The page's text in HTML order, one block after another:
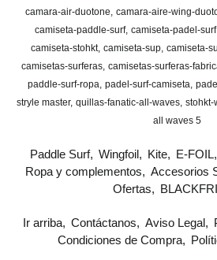
camara-air-duotone camara-aire-wing-
camiseta-paddle-surf camiseta-padel-surf
camiseta-stohkt camiseta-sup camiseta-
camisetas-surferas camisetas-surferas-
paddle-surf-ropa padel-surf-camiseta
stryle master quillas-fanatic-all-waves stohkt-
all waves 5
Paddle Surf Wingfoil Kite E-FOIL
Ropa y complementos
Accesorios
Ofertas
Ir arriba Contáctanos Aviso Legal
Condiciones de Compra